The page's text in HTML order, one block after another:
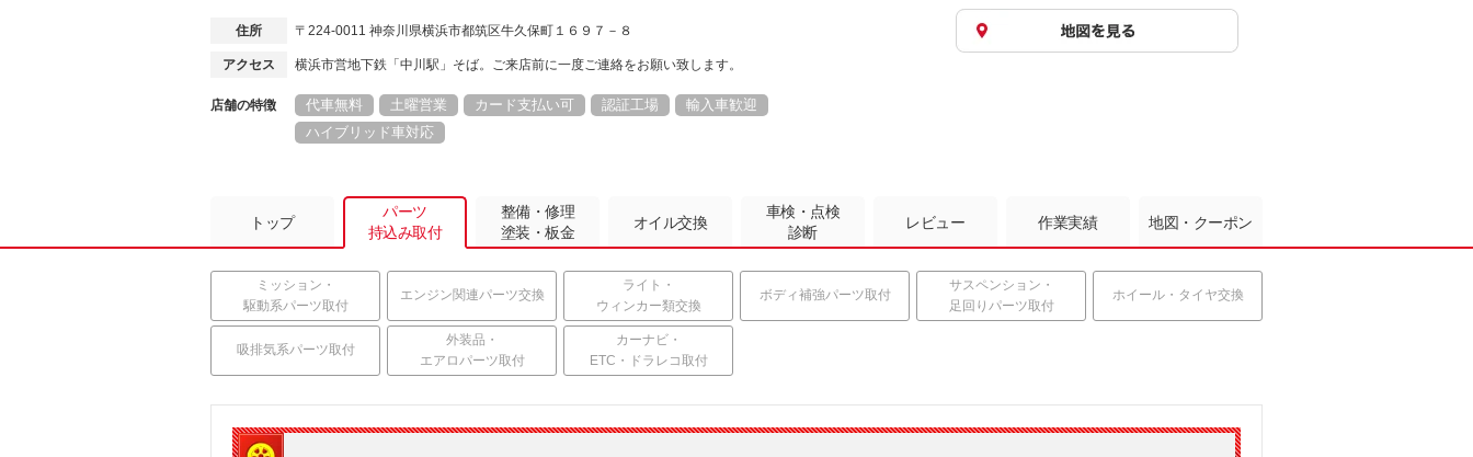
住所 〒224-0011 神奈川県横浜市都筑区牛久保町１６９７－８
アクセス 横浜市営地下鉄「中川駅」そば。ご来店前に一度ご連絡をお願い致します。
店舗の特徴 代車無料 土曜営業 カード支払い可 認証工場
輸入車歓迎
ハイブリッド車対応
トップ
パーツ
持込み取付
整備・修理
塗装・板金
オイル交換
車検・点検
診断
レビュー 作業実績 地図・クーポン
ミッション・
駆動系パーツ取付
エンジン関連パーツ交換
ライト・
ウィンカー類交換
ボディ補強パーツ取付
サスペンション・
足回りパーツ取付
ホイール・タイヤ交換
吸排気系パーツ取付
外装品・
エアロパーツ取付
カーナビ・
ETC・ドラレコ取付